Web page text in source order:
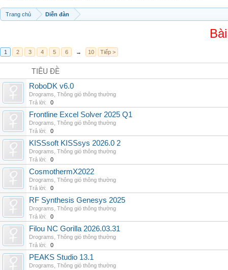
Trang chủ Diễn đàn
1 2 3 4 5 6 → 10 Tiếp >
TIÊU ĐỀ
RoboDK v6.0
Drograms Thông gió thông thường
Trả lời:
0
Frontline Excel Solver 2025 Q1
Drograms Thông gió thông thường
Trả lời:
0
KISSsoft KISSsys 2026.0 2
Drograms Thông gió thông thường
Trả lời:
0
CosmothermX2022
Drograms Thông gió thông thường
Trả lời:
0
RF Synthesis Genesys 2025
Drograms Thông gió thông thường
Trả lời:
0
Filou NC Gorilla 2026.03.31
Drograms Thông gió thông thường
Trả lời:
0
PEAKS Studio 13.1
Drograms Thông gió thông thường